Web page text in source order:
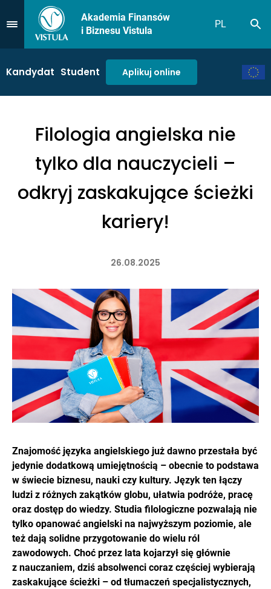
Przejdź do Menu
Akademia Finansów
i Biznesu Vistula
PL
Kandydat Student Aplikuj online
Filologia angielska nie
tylko dla nauczycieli –
odkryj zaskakujące ścieżki
kariery!
26.08.2025
Znajomość języka angielskiego już dawno przestała być
jedynie dodatkową umiejętnością – obecnie to podstawa
w świecie biznesu, nauki czy kultury. Język ten łączy
ludzi z różnych zakątków globu, ułatwia podróże, pracę
oraz dostęp do wiedzy. Studia filologiczne pozwalają nie
tylko opanować angielski na najwyższym poziomie, ale
też dają solidne przygotowanie do wielu ról
zawodowych. Choć przez lata kojarzył się głównie
z nauczaniem, dziś absolwenci coraz częściej wybierają
zaskakujące ścieżki – od tłumaczeń specjalistycznych,